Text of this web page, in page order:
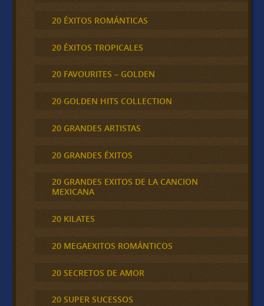
20 ÉXITOS ROMÁNTICAS
20 ÉXITOS TROPICALES
20 FAVOURITES – GOLDEN
20 GOLDEN HITS COLLECTION
20 GRANDES ARTISTAS
20 GRANDES ÉXITOS
20 GRANDES EXITOS DE LA CANCION
MEXICANA
20 KILATES
20 MEGAEXITOS ROMÁNTICOS
20 SECRETOS DE AMOR
20 SUPER SUCESSOS